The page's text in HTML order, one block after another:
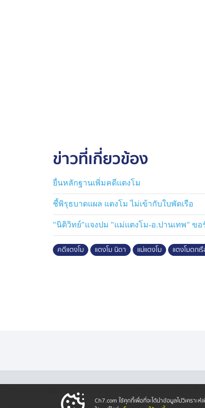
ลงอาญาเป็นเวลา 1 ปี ก็เพราะชัดเจนว่
ในเรื่องของการดื่มสุราบนเรือแล้วเมา
พยานหลักฐาน
เมื่อผลคำพิพากษาออกมาแบบนี้ ก็จะมีอี
อย่างไรต่อ ฝ่าย DSI บอกว่า จะนำคำ
คดี ที่ได้นัดประชุมกันในวันที่ 27 พฤษภ
ไป
ข่าวที่เกี่ยวข้อง
ยื่นหลักฐานเพิ่มคดีแตงโม
ชี้พิรุธบาดแผล แตงโม ไม่เข้ากับใบพัดเรือ
"นิติวิทย์"แจงปม "แม่แตงโม-อ.ปานเทพ" ข
คดีแตงโม แตงโม นิดา แม่แตงโม แตงโมตกเ
Copyright © 2026 Bangkok Broadcasting & T.V. Co.,Ltd. All rights reserved
Ch7.com ใช้คุกกี้เพื่อที่จะได้นำข้อมูลไปวิเครา